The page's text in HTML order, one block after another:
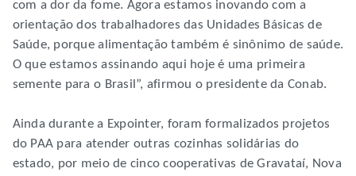
com a dor da fome. Agora estamos inovando com a
orientação dos trabalhadores das Unidades Básicas de
Saúde, porque alimentação também é sinônimo de saúde.
O que estamos assinando aqui hoje é uma primeira
semente para o Brasil”, afirmou o presidente da Conab.
Ainda durante a Expointer, foram formalizados projetos
do PAA para atender outras cozinhas solidárias do
estado, por meio de cinco cooperativas de Gravataí, Nova